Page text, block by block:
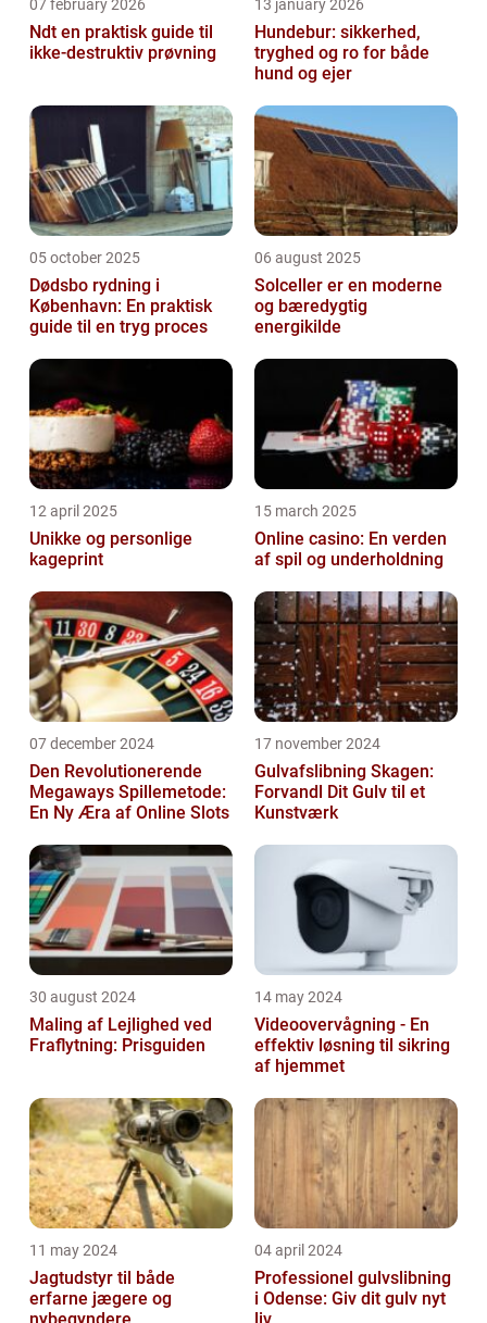
07 february 2026
Ndt en praktisk guide til
ikke-destruktiv prøvning
13 january 2026
Hundebur: sikkerhed,
tryghed og ro for både
hund og ejer
05 october 2025
Dødsbo rydning i
København: En praktisk
guide til en tryg proces
06 august 2025
Solceller er en moderne
og bæredygtig
energikilde
12 april 2025
Unikke og personlige
kageprint
15 march 2025
Online casino: En verden
af spil og underholdning
07 december 2024
Den Revolutionerende
Megaways Spillemetode:
En Ny Æra af Online Slots
17 november 2024
Gulvafslibning Skagen:
Forvandl Dit Gulv til et
Kunstværk
30 august 2024
Maling af Lejlighed ved
Fraflytning: Prisguiden
14 may 2024
Videoovervågning - En
effektiv løsning til sikring
af hjemmet
11 may 2024
Jagtudstyr til både
erfarne jægere og
04 april 2024
Professionel gulvslibning
i Odense: Giv dit gulv nyt